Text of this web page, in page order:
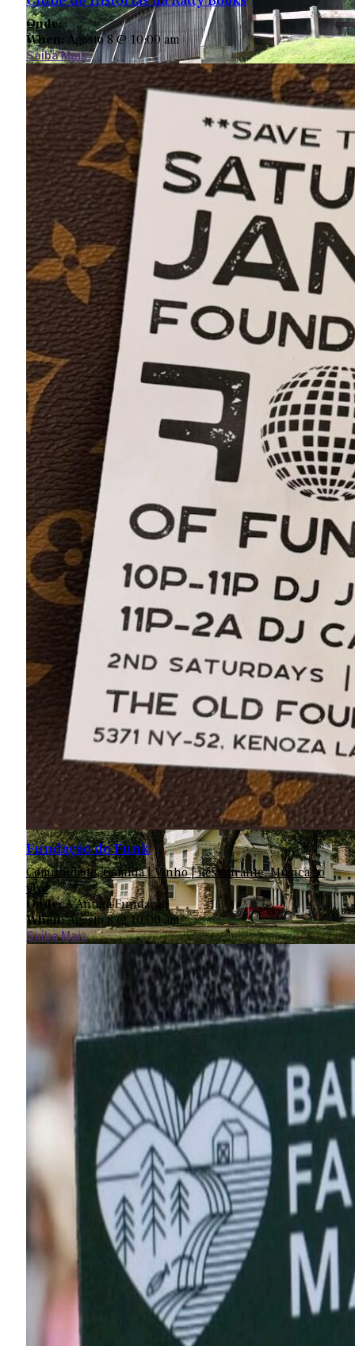
Ponte Coberta de Beaverkill
845-807-0287
3 Ragin Road
Roscoe, NY 12776
Map-Website
Sociedade Agrícola de Neversink
Grahamsville Fairgrounds
Grahamsville, NY 12740
Map- Website
Mansão Burn Brae
845-856-3335
573 High Rd.
Glen Spey, NY 12737
Onde:
When: Agosto 8 @ 10:00 am
Saiba Mais
Fundação do Funk
Comunidade,Comida | Vinho | Restaurante,Música ao
vivo
Onde:A Antiga Fundação
When:Agosto 8 @ 10:00 am
Saiba Mais